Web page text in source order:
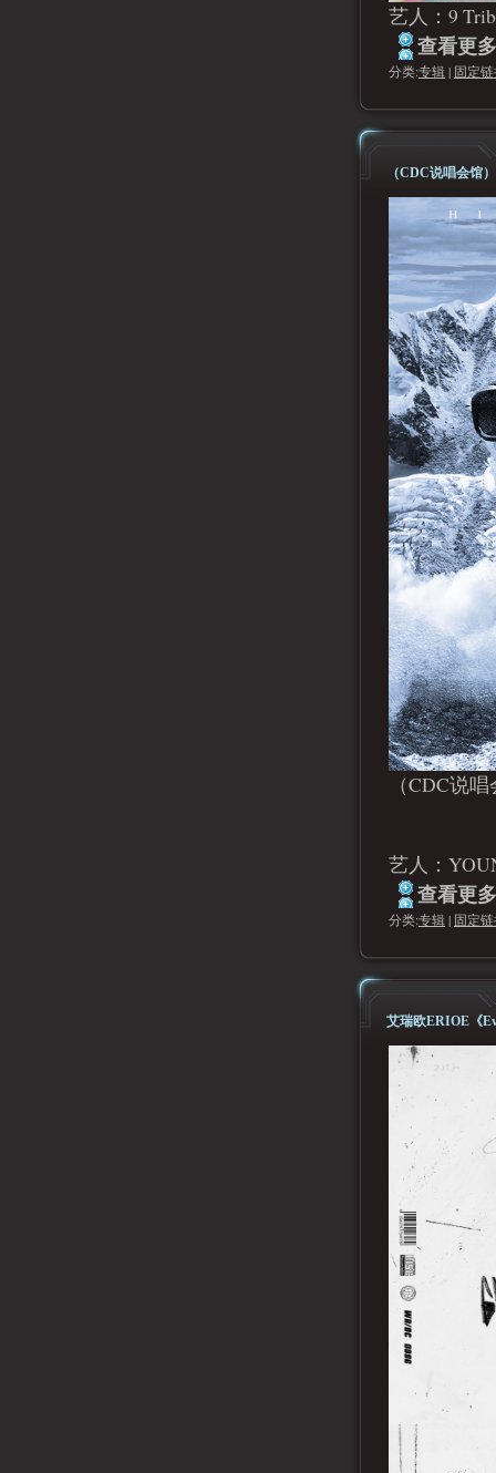
艺人：9
查看更
分类:专辑| 固定
（CDC说唱会馆
（CDC说
艺人：
查看更
分类:专辑| 固定
艾瑞欧ERIOE《